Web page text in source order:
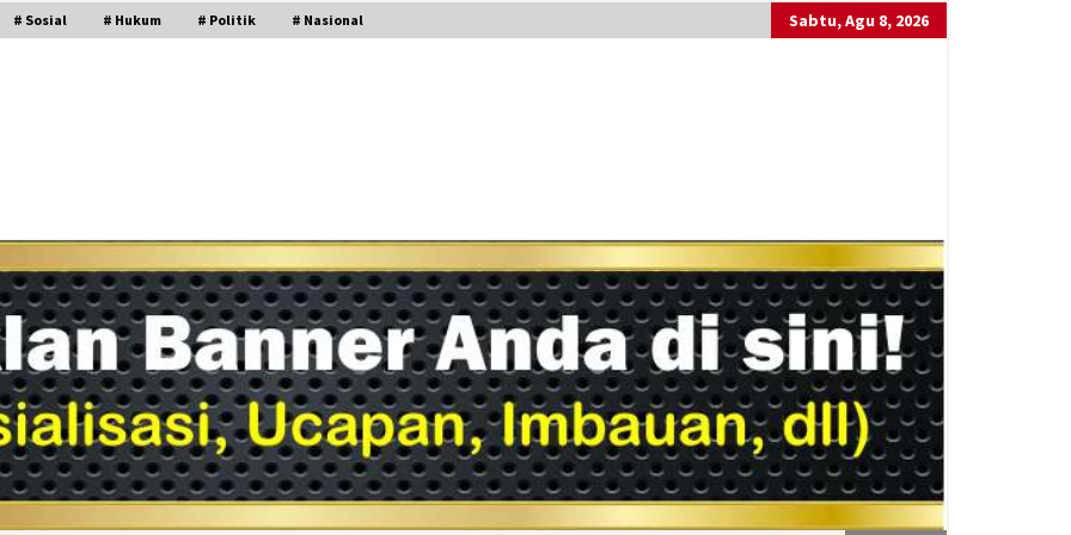
# Sosial # Hukum # Politik # Nasional Sabtu, Agu 8, 2026